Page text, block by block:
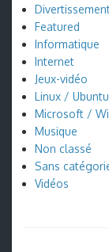
Featured
Informatique
Internet
Jeux-vidéo
Linux / Ubuntu
Microsoft /
Musique
Non classé
Sans
Vidéos